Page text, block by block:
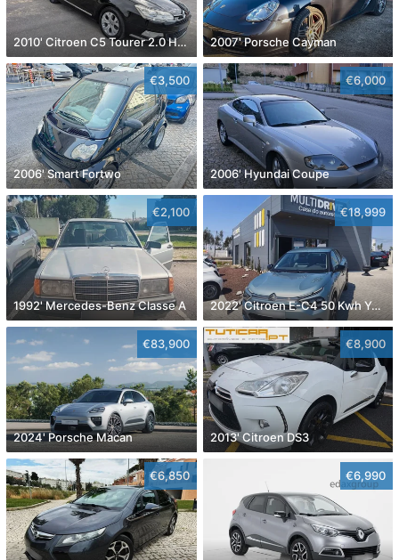
2010' Citroen C5 Tourer 2.0 Hdi Exclusive 2007' Porsche Cayman
€3,500
2006' Smart Fortwo
€6,000
2006' Hyundai Coupe
€2,100
1992' Mercedes-Benz Classe A
€18,999
2022' Citroen E-C4 50 Kwh You!
€83,900
2024' Porsche Macan
€8,900
2013' Citroen DS3
€6,850 €6,990